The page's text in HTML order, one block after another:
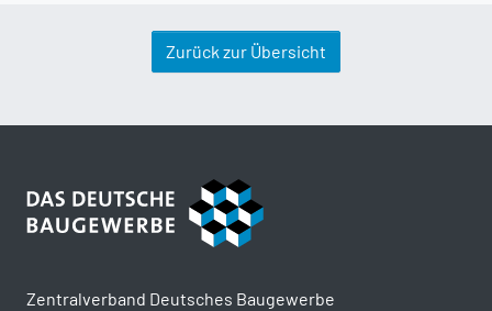
Zurück zur Übersicht
Zentralverband Deutsches Baugewerbe